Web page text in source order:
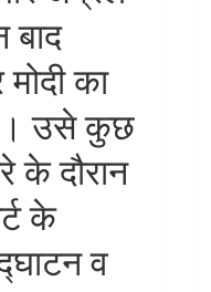
बाद
का
है। उसे कुछ
के दौरान
के
व